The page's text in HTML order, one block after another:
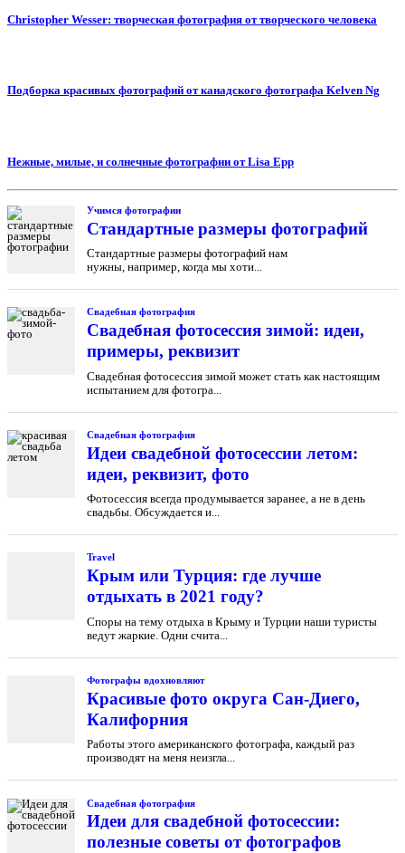
Christopher Wesser: творческая фотография от творческого человека
Подборка красивых фотографий от канадского фотографа Kelven Ng
Нежные, милые, и солнечные фотографии от Lisa Epp
Учимся фотографии
Cтандартные размеры фотографий
Стандартные размеры фотографий нам
нужны, например, когда мы хоти...
Свадебная фотография
Свадебная фотосессия зимой: идеи,
примеры, реквизит
Свадебная фотосессия зимой может стать как настоящим
испытанием для фотогра...
Свадебная фотография
Идеи свадебной фотосессии летом:
идеи, реквизит, фото
Фотосессия всегда продумывается заранее, а не в день
свадьбы. Обсуждается и...
Travel
Крым или Турция: где лучше
отдыхать в 2021 году?
Споры на тему отдыха в Крыму и Турции наши туристы
ведут жаркие. Одни счита...
Фотографы вдохновляют
Красивые фото округа Сан-Диего,
Калифорния
Работы этого американского фотографа, каждый раз
производят на меня неизгла...
Свадебная фотография
Идеи для свадебной фотосессии:
полезные советы от фотографов